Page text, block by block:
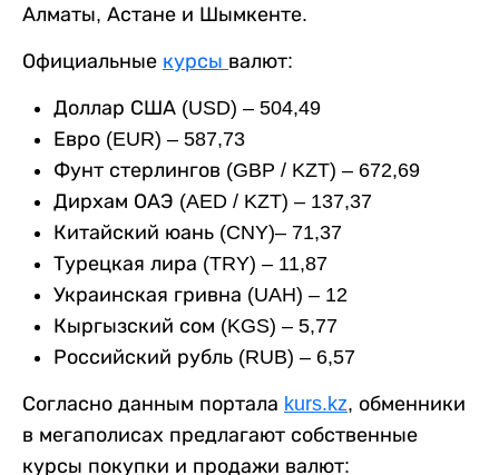
Алматы, Астане и Шымкенте.
Официальные курсы валют:
Доллар США (USD) – 504,49
Евро (EUR) – 587,73
Фунт стерлингов (GBP / KZT) – 672,69
Дирхам ОАЭ (AED / KZT) – 137,37
Китайский юань (CNY)– 71,37
Турецкая лира (TRY) – 11,87
Украинская гривна (UAH) – 12
Кыргызский сом (KGS) – 5,77
Российский рубль (RUB) – 6,57
Согласно данным портала kurs.kz, обменники
в мегаполисах предлагают собственные
курсы покупки и продажи валют: